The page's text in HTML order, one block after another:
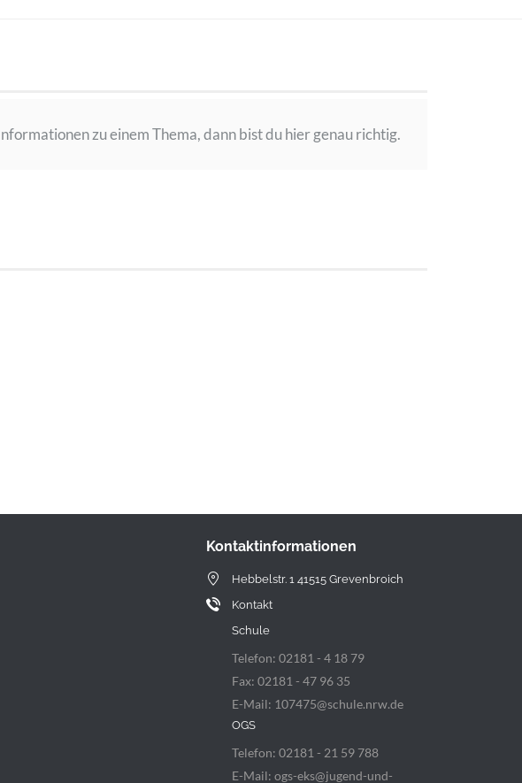
zu einem Thema, dann bist du hier genau richtig.
Kontaktinformationen
Hebbelstr. 1 41515 Grevenbroich
Kontakt
Schule
Telefon: 02181 - 4 18 79
Fax: 02181 - 47 96 35
E-Mail: 107475@schule.nrw.de
OGS
Telefon: 02181 - 21 59 788
E-Mail: ogs-eks@jugend-und-